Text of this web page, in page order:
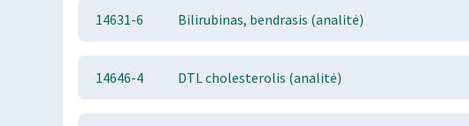
14631-6 Bilirubinas, bendrasis (analitė)
14646-4 DTL cholesterolis (analitė)